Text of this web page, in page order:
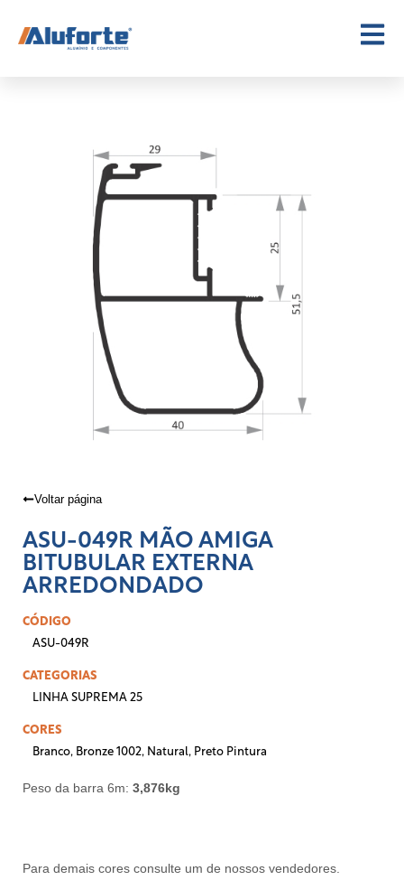
Voltar página
ASU-049R MÃO AMIGA
BITUBULAR EXTERNA
ARREDONDADO
CÓDIGO
ASU-049R
CATEGORIAS
LINHA SUPREMA 25
CORES
Branco, Bronze 1002, Natural, Preto Pintura
Peso da barra 6m: 3,876kg
Para demais cores consulte um de nossos vendedores.